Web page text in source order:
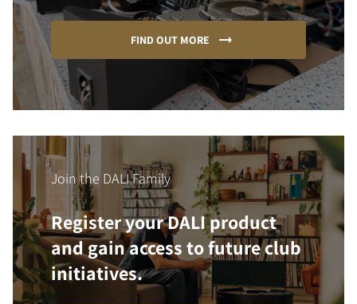
FIND OUT MORE
Join the DALI Family
Register your DALI product
and gain access to future club
initiatives.